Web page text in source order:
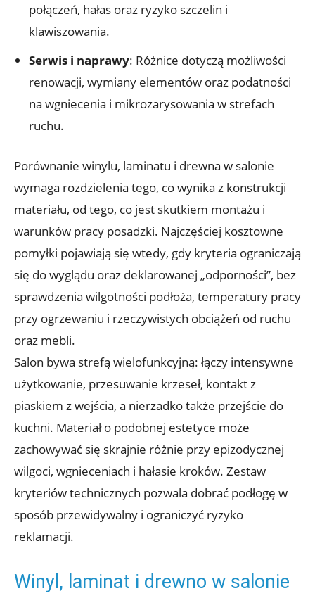
połączeń, hałas oraz ryzyko szczelin i
klawiszowania.
Serwis i naprawy: Różnice dotyczą możliwości
renowacji, wymiany elementów oraz podatności
na wgniecenia i mikrozarysowania w strefach
ruchu.
Porównanie winylu, laminatu i drewna w salonie
wymaga rozdzielenia tego, co wynika z konstrukcji
materiału, od tego, co jest skutkiem montażu i
warunków pracy posadzki. Najczęściej kosztowne
pomyłki pojawiają się wtedy, gdy kryteria ograniczają
się do wyglądu oraz deklarowanej „odporności”, bez
sprawdzenia wilgotności podłoża, temperatury pracy
przy ogrzewaniu i rzeczywistych obciążeń od ruchu
oraz mebli.
Salon bywa strefą wielofunkcyjną: łączy intensywne
użytkowanie, przesuwanie krzeseł, kontakt z
piaskiem z wejścia, a nierzadko także przejście do
kuchni. Materiał o podobnej estetyce może
zachowywać się skrajnie różnie przy epizodycznej
wilgoci, wgnieceniach i hałasie kroków. Zestaw
kryteriów technicznych pozwala dobrać podłogę w
sposób przewidywalny i ograniczyć ryzyko
reklamacji.
Winyl, laminat i drewno w salonie